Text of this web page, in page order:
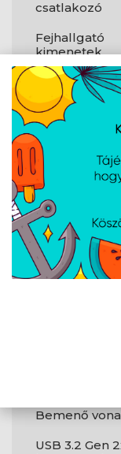
csatlakozó
Fejhallgató
kimenetek
Tápellátás
PCI Express
(Gen 4.x)
foglalatok
RAID
Bemenő
USB 3.2 Gen